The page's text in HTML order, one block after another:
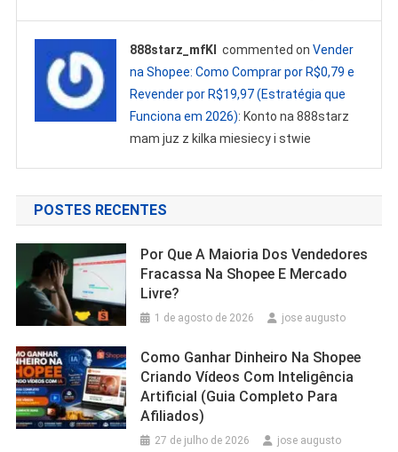
888starz_mfKl commented onVender
na Shopee: Como Comprar por R$0,79 e
Revender por R$19,97 (Estratégia que
Funciona em 2026): Konto na 888starz
mam juz z kilka miesiecy i stwie
POSTES RECENTES
Por Que A Maioria Dos Vendedores
Fracassa Na Shopee E Mercado
Livre?
1 de agosto de 2026 jose augusto
Como Ganhar Dinheiro Na Shopee
Criando Vídeos Com Inteligência
Artificial (Guia Completo Para
Afiliados)
27 de julho de 2026 jose augusto